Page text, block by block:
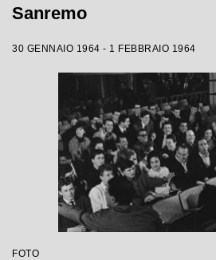
Sanremo
30 GENNAIO 1964 - 1 FEBBRAIO 1964
FOTO